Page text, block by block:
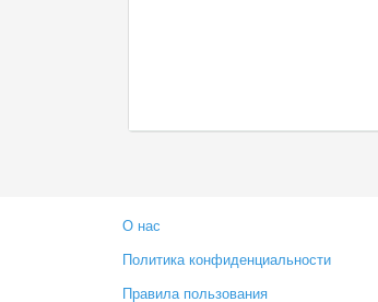
О нас
Политика конфиденциальности
Правила пользования